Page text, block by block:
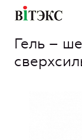
Гель –